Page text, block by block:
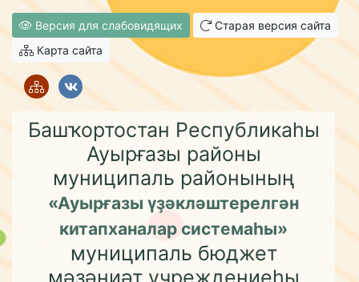
Версия для слабовидящих
Старая версия сайта
Карта сайта
Башҡортостан Республикаһы
Ауырғазы районы
муниципаль районының
«Ауырғазы үҙәкләштерелгән
китапханалар системаһы»
муниципаль бюджет
мәҙәниәт учреждениеһы